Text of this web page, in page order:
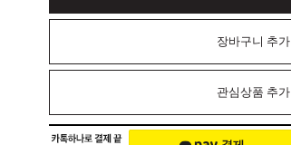
장바구니 추가
관심상품 추가